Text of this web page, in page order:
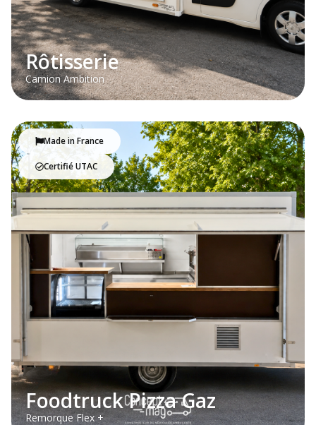
Rôtisserie
Camion Ambition
Made in France
Certifié UTAC
Foodtruck Pizza Gaz
Remorque Flex +